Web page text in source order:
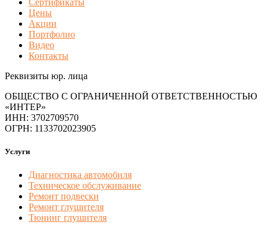
Цены
Акции
Портфолио
Видео
Контакты
Реквизиты юр. лица
ОБЩЕСТВО С ОГРАНИЧЕННОЙ ОТВЕТСТВЕННОСТЬЮ
«ИНТЕР»
ИНН: 3702709570
ОГРН: 1133702023905
Услуги
Диагностика автомобиля
Техническое обслуживание
Ремонт подвески
Ремонт глушителя
Тюнинг глушителя